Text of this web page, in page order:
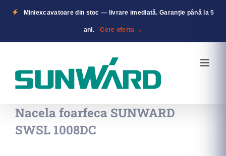
Miniexcavatoare din stoc — livrare imediată. Garanție până la 5
ani. Cere oferta →
content
Nacela foarfeca SUNWARD
SWSL 1008DC